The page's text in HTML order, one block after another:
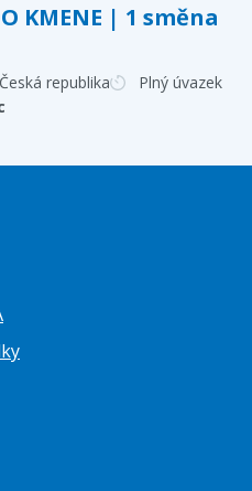
KMENE | 1 směna
republika
Plný úvazek